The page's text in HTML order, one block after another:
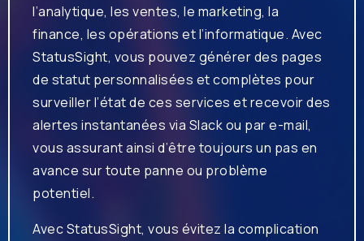
l’analytique, les ventes, le marketing, la
finance, les opérations et l’informatique. Avec
StatusSight, vous pouvez générer des pages
de statut personnalisées et complètes pour
surveiller l’état de ces services et recevoir des
alertes instantanées via Slack ou par e-mail,
vous assurant ainsi d’être toujours un pas en
avance sur toute panne ou problème
potentiel.
Avec StatusSight, vous évitez la complication